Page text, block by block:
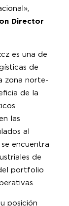
Director
es una de
de
zona norte-
de la
las
al
encuentra
de
portfolio
posición